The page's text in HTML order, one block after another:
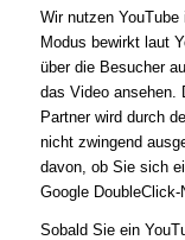
Wir nutzen
Modus bewirkt laut
über die Besucher
das Video ansehen.
Partner wird durch
nicht zwingend
davon, ob Sie sich
Google DoubleClick-
Sobald Sie ein